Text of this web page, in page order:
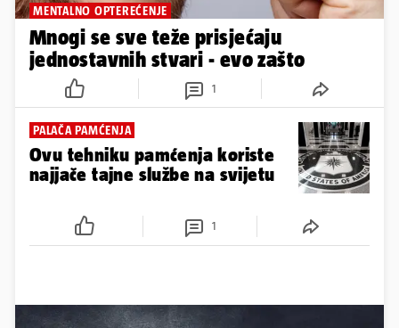
MENTALNO OPTEREĆENJE
Mnogi se sve teže prisjećaju
jednostavnih stvari - evo zašto
1
PALAČA PAMĆENJA
Ovu tehniku pamćenja koriste
najjače tajne službe na svijetu
1